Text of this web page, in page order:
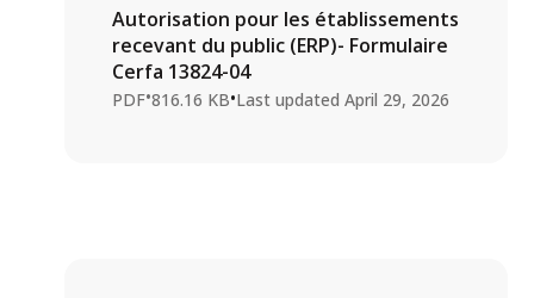
Autorisation pour les établissements
recevant du public (ERP)- Formulaire
Cerfa 13824-04
PDF•816.16 KB•Last updated April 29, 2026